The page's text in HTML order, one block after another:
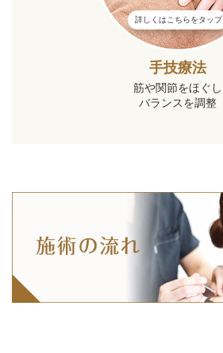
詳しくはこちらをタップ
手技療法
筋や関節をほぐし
バランスを調整